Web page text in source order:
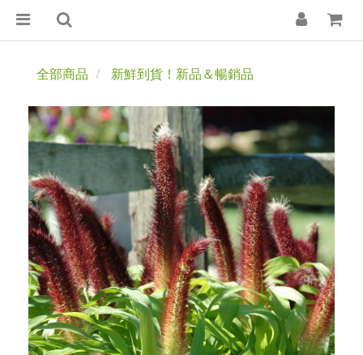
全部商品 新鮮到貨！新品＆暢銷品